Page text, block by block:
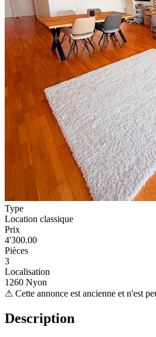
Type
Location classique
Prix
4'300.00
Pièces
3
Localisation
1260 Nyon
⚠ Cette annonce est ancienne et n'est
Description